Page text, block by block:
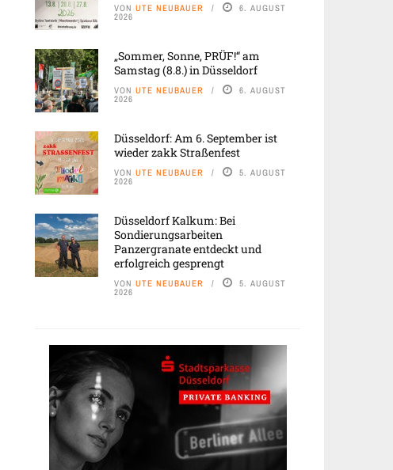
VON UTE NEUBAUER 6. AUGUST
2026
„Sommer, Sonne, PRÜF!“ am
Samstag (8.8.) in Düsseldorf
VON UTE NEUBAUER 6. AUGUST
2026
Düsseldorf: Am 6. September ist
wieder zakk Straßenfest
VON UTE NEUBAUER 5. AUGUST
2026
Düsseldorf Kalkum: Bei
Sondierungsarbeiten
Panzergranate entdeckt und
erfolgreich gesprengt
VON UTE NEUBAUER 5. AUGUST
2026